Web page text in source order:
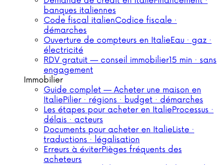
banques italiennes
Code fiscal italienCodice fiscale ·
démarches
Ouverture de compteurs en ItalieEau · gaz ·
électricité
RDV gratuit — conseil immobilier15 min · sans
engagement
Immobilier
Guide complet — Acheter une maison en
ItaliePilier · régions · budget · démarches
Les étapes pour acheter en ItalieProcessus ·
délais · acteurs
Documents pour acheter en ItalieListe ·
traductions · légalisation
Erreurs à éviterPièges fréquents des
acheteurs